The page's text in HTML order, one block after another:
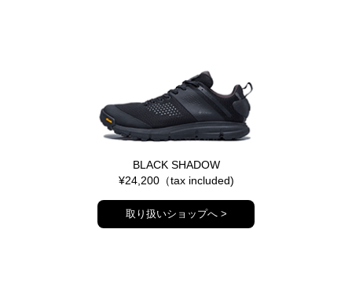
BLACK SHADOW
¥24,200（tax included)
取り扱いショップへ >